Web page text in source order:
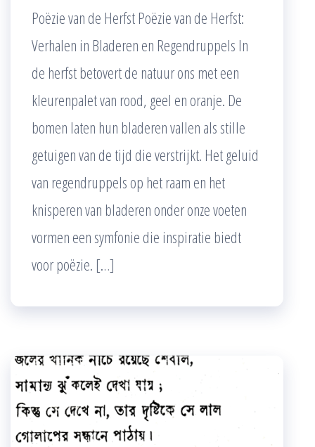
Poëzie van de Herfst Poëzie van de Herfst:
Verhalen in Bladeren en Regendruppels In
de herfst betovert de natuur ons met een
kleurenpalet van rood, geel en oranje. De
bomen laten hun bladeren vallen als stille
getuigen van de tijd die verstrijkt. Het geluid
van regendruppels op het raam en het
knisperen van bladeren onder onze voeten
vormen een symfonie die inspiratie biedt
voor poëzie. […]